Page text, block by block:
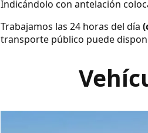
Indicándolo con antelación
Trabajamos las 24 horas del día
transporte público puede